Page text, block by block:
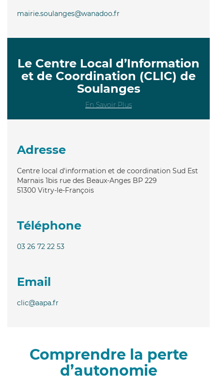
mairie.soulanges@wanadoo.fr
Le Centre Local d’Information
et de Coordination (CLIC) de
Soulanges
En Savoir Plus
Adresse
Centre local d'information et de coordination Sud Est
Marnais 1bis rue des Beaux-Anges BP 229
51300 Vitry-le-François
Téléphone
03 26 72 22 53
Email
clic@aapa.fr
Comprendre la perte
d’autonomie